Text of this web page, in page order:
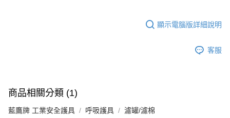
顯示電腦版詳細說明
客服
商品相關分類 (1)
藍鷹牌 工業安全護具 呼吸護具 濾罐/濾棉